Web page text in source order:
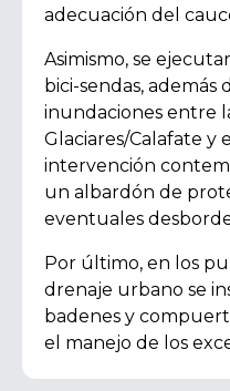
adecuación del
Asimismo, se
bici-sendas,
inundaciones entre
Glaciares/Calafate y
intervención
un albardón de
eventuales
Por último, en los
drenaje urbano se
badenes y
el manejo de los